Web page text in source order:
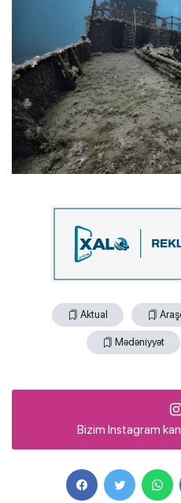
Aktual
Mədəniyyət
Bizim Instagram